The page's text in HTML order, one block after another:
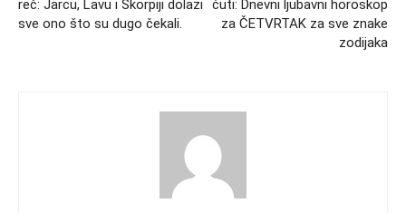
reč: Jarcu, Lavu i Škorpiji dolazi
sve ono što su dugo čekali.
ćuti: Dnevni ljubavni horoskop
za ČETVRTAK za sve znake
zodijaka